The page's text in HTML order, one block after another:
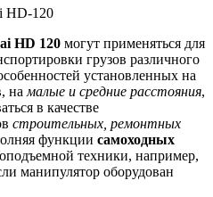
HD 120 могут применяться для
грузов различного
установленных на
на малые и средние расстояния,
в качестве
строительных, ремонтных
функции самоходных
техники, например,
манипулятор оборудован